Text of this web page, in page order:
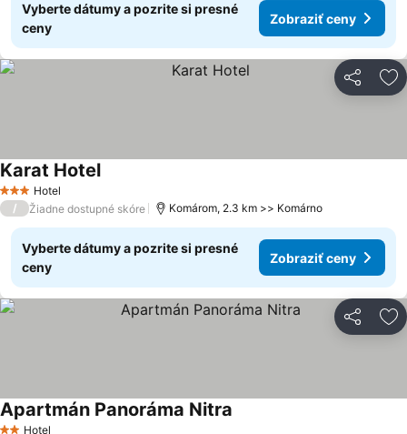
Vyberte dátumy a pozrite si presné
ceny
Zobraziť ceny
Zdieľať
3 Počet hviezdičiek
Hotel
Karat HotelZobraziť ceny
/ Žiadne dostupné skóre Komárom, 2.3 km >> Komárno
Vyberte dátumy a pozrite si presné
ceny
Zobraziť ceny
Zdieľať
Hotel
Apartmán Panoráma Nitra